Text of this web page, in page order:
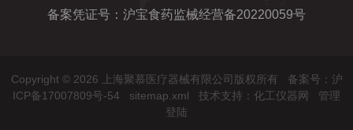
备案凭证号：沪宝食药监械经营备20220059号
Copyright © 2026 上海聚慕医疗器械有限公司版权所有 备案号：沪
ICP备17007809号-54
sitemap.xml 技术支持： 化工仪器网
管理
登陆